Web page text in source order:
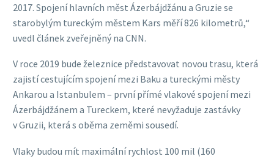
2017. Spojení hlavních měst Ázerbájdžánu a Gruzie se
starobylým tureckým městem Kars měří 826 kilometrů,“
uvedl článek zveřejněný na CNN.
V roce 2019 bude železnice představovat novou trasu, která
zajistí cestujícím spojení mezi Baku a tureckými městy
Ankarou a Istanbulem – první přímé vlakové spojení mezi
Ázerbájdžánem a Tureckem, které nevyžaduje zastávky
v Gruzii, která s oběma zeměmi sousedí.
Vlaky budou mít maximální rychlost 100 mil (160